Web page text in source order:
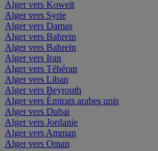
Alger vers Koweït
Alger vers Syrie
Alger vers Damas
Alger vers Bahreïn
Alger vers Bahreïn
Alger vers Iran
Alger vers Téhéran
Alger vers Liban
Alger vers Beyrouth
Alger vers Émirats arabes unis
Alger vers Dubai
Alger vers Jordanie
Alger vers Amman
Alger vers Oman